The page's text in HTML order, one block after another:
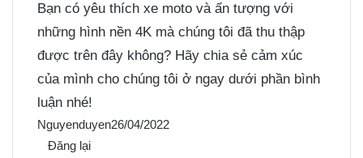
Bạn có yêu thích xe moto và ấn tượng với
những hình nền 4K mà chúng tôi đã thu thập
được trên đây không? Hãy chia sẻ cảm xúc
của mình cho chúng tôi ở ngay dưới phần bình
luận nhé!
Nguyenduyen26/04/2022
Đăng lại